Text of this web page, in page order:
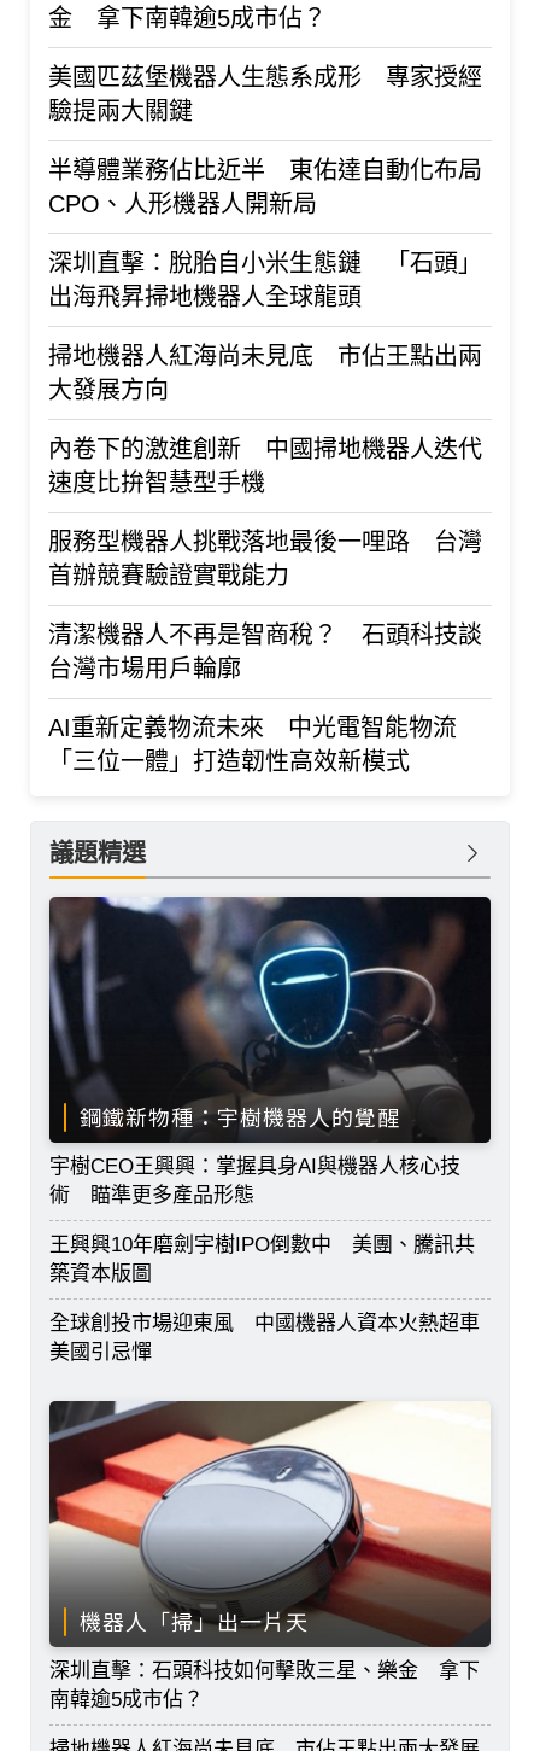
金 拿下南韓逾5成市佔？
美國匹茲堡機器人生態系成形 專家授經
驗提兩大關鍵
半導體業務佔比近半 東佑達自動化布局
CPO、人形機器人開新局
深圳直擊：脫胎自小米生態鏈 「石頭」
出海飛昇掃地機器人全球龍頭
掃地機器人紅海尚未見底 市佔王點出兩
大發展方向
內卷下的激進創新 中國掃地機器人迭代
速度比拚智慧型手機
服務型機器人挑戰落地最後一哩路 台灣
首辦競賽驗證實戰能力
清潔機器人不再是智商稅？ 石頭科技談
台灣市場用戶輪廓
AI重新定義物流未來 中光電智能物流
「三位一體」打造韌性高效新模式
議題精選
鋼鐵新物種：宇樹機器人的覺醒
宇樹CEO王興興：掌握具身AI與機器人核心技
術 瞄準更多產品形態
王興興10年磨劍宇樹IPO倒數中 美團、騰訊共
築資本版圖
全球創投市場迎東風 中國機器人資本火熱超車
美國引忌憚
機器人「掃」出一片天
深圳直擊：石頭科技如何擊敗三星、樂金 拿下
南韓逾5成市佔？